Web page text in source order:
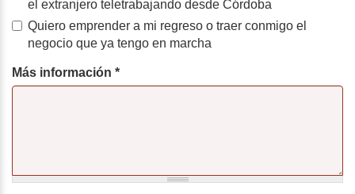
el extranjero teletrabajando desde Córdoba
Quiero emprender a mi regreso o traer conmigo el
negocio que ya tengo en marcha
Más información *